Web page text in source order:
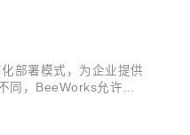
部署模式，为企业提供
同，BeeWorks允许企